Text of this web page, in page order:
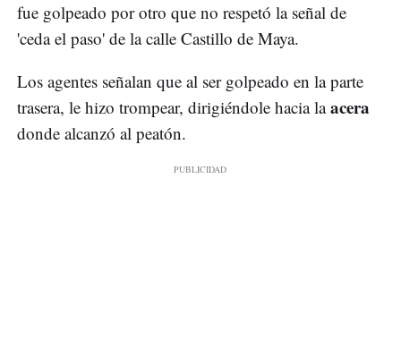
fue golpeado por otro que no respetó la señal de
'ceda el paso' de la calle Castillo de Maya.
Los agentes señalan que al ser golpeado en la parte
trasera, le hizo trompear, dirigiéndole hacia laacera
donde alcanzó al peatón.